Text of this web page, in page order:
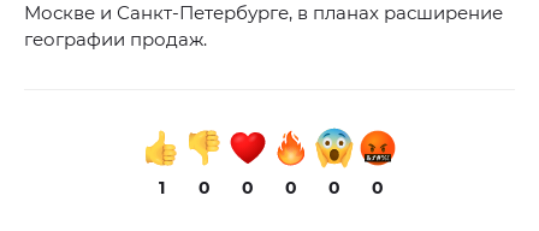
Москве и Санкт-Петербурге, в планах расширение
географии продаж.
1 0 0 0 0 0